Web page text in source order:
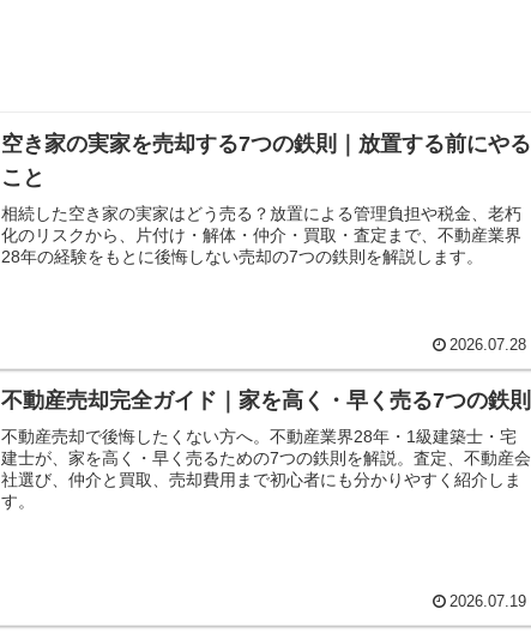
空き家の実家を売却する7つの鉄則｜放置する前にやる
こと
相続した空き家の実家はどう売る？放置による管理負担や税金、老朽
化のリスクから、片付け・解体・仲介・買取・査定まで、不動産業界
28年の経験をもとに後悔しない売却の7つの鉄則を解説します。
2026.07.28
不動産売却完全ガイド｜家を高く・早く売る7つの鉄則
不動産売却で後悔したくない方へ。不動産業界28年・1級建築士・宅
建士が、家を高く・早く売るための7つの鉄則を解説。査定、不動産会
社選び、仲介と買取、売却費用まで初心者にも分かりやすく紹介しま
す。
2026.07.19